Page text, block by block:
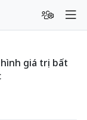
giá trị bất